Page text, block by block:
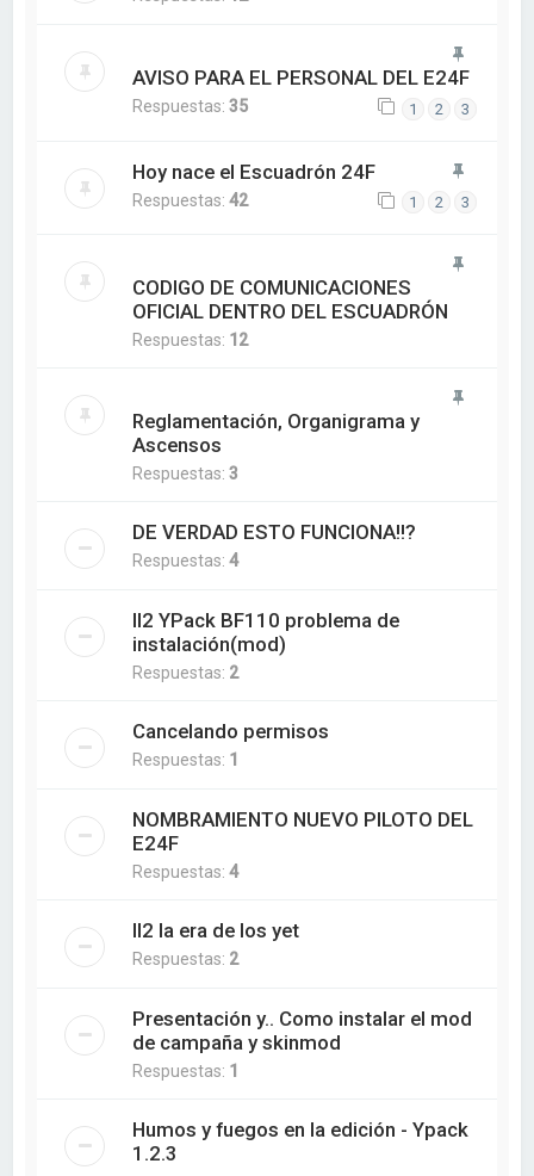
AVISO PARA EL PERSONAL DEL E24F
Respuestas:35 1 2 3
Hoy nace el Escuadrón 24F
Respuestas:42 1 2 3
CODIGO DE COMUNICACIONES
OFICIAL DENTRO DEL ESCUADRÓN
Respuestas: 12
Reglamentación, Organigrama y
Ascensos
Respuestas:3
DE VERDAD ESTO FUNCIONA!!?
Respuestas:4
Il2 YPack BF110 problema de
instalación(mod)
Respuestas: 2
Cancelando permisos
Respuestas: 1
NOMBRAMIENTO NUEVO PILOTO DEL
E24F
Respuestas:4
Il2 la era de los yet
Respuestas: 2
Presentación y.. Como instalar el mod
de campaña y skinmod
Respuestas: 1
Humos y fuegos en la edición - Ypack
1.2.3